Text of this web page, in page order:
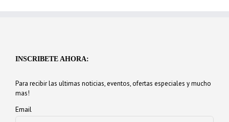
INSCRIBETE AHORA:
Para recibir las ultimas noticias, eventos, ofertas especiales y mucho
mas!
Email